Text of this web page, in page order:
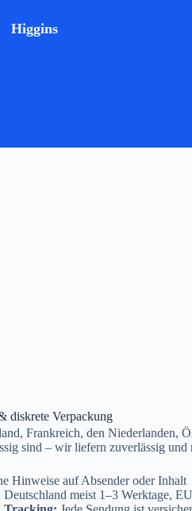
Higgins
diskrete Verpackung
Frankreich, den Niederlanden,
sind – wir liefern zuverlässig und
Hinweise auf Absender oder Inhalt
Deutschland meist 1–3 Werktage,